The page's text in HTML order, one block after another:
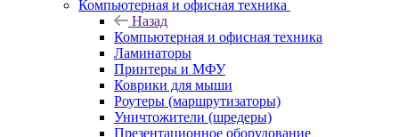
Компьютерная и офисная техника
Назад
Компьютерная и офисная техника
Ламинаторы
Принтеры и МФУ
Коврики для мыши
Роутеры (маршрутизаторы)
Уничтожители (шредеры)
Презентационное оборудование